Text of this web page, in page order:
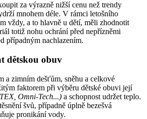
za výrazně nižší cenu než trendy
mnohem déle. V rámci letošního
vždy, a to hlavně u dětí, měli zhodnotit
totiž nohu ochrání před nepřízněmi
případným nachlazením.
dětskou obuv
a zimním dešťům, sněhu a celkové
faktorem při výběru dětské obuvi její
Omni-Tech...) a schopnost udržet teplo.
švů, případně úplně bezešvá
pronikání vody.